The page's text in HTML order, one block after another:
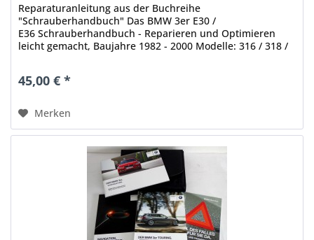
Reparaturanleitung aus der Buchreihe
"Schrauberhandbuch" Das BMW 3er E30 /
E36 Schrauberhandbuch - Reparieren und Optimieren
leicht gemacht, Baujahre 1982 - 2000 Modelle: 316 / 318 /
45,00 € *
Merken